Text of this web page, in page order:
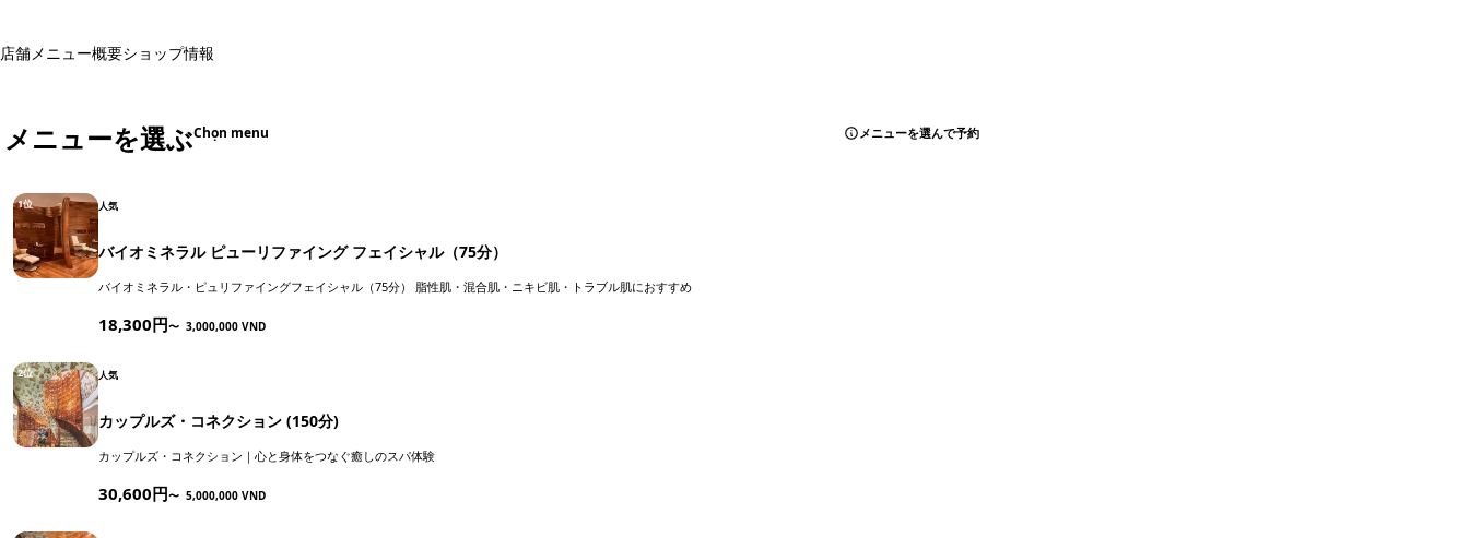
店舗メニュー概要ショップ情報
メニューを選ぶChọn menu メニューを選んで予約
1位 人気
バイオミネラル ピューリファイング フェイシャル（75分）
バイオミネラル・ピュリファイングフェイシャル（75分） 脂性肌・混合肌・ニキビ肌・トラブル肌におすすめ
18,300円〜 3,000,000 VND
2位 人気
カップルズ・コネクション (150分)
カップルズ・コネクション｜心と身体をつなぐ癒しのスパ体験
30,600円〜 5,000,000 VND